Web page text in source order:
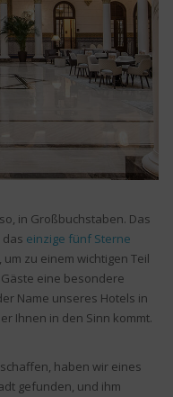
in Großbuchstaben. Das
einzige fünf Sterne
zu einem wichtigen Teil
eine besondere
Name unseres Hotels in
Ihnen in den Sinn kommt.
haben wir eines
gefunden, und ihm